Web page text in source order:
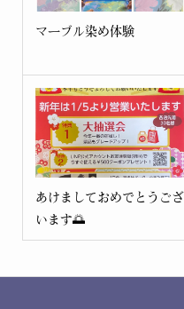
マーブル染め体験
あけましておめでとうござ
います🌅